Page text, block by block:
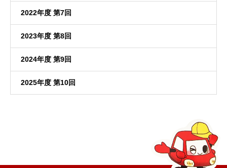
2022年度 第7回
2023年度 第8回
2024年度 第9回
2025年度 第10回